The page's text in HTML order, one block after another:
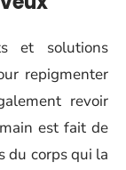
et solutions
repigmenter
revoir
est fait de
du corps qui la